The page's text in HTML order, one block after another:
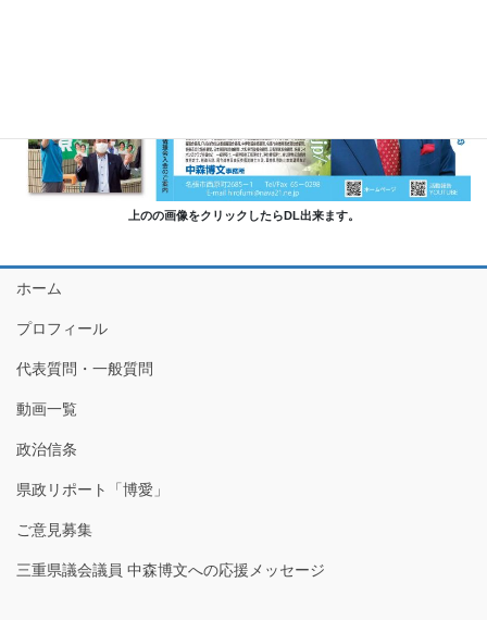
上のの画像をクリックしたらDL出来ます。
ホーム
プロフィール
代表質問・一般質問
動画一覧
政治信条
県政リポート「博愛」
ご意見募集
三重県議会議員 中森博文への応援メッセージ